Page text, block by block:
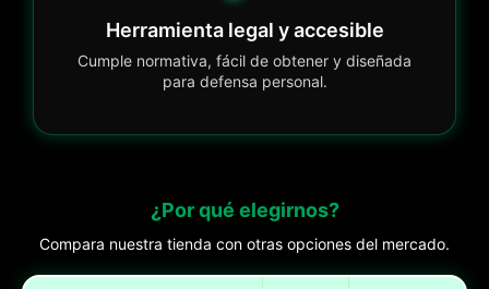
Herramienta legal y accesible
Cumple normativa, fácil de obtener y diseñada
para defensa personal.
¿Por qué elegirnos?
Compara nuestra tienda con otras opciones del mercado.